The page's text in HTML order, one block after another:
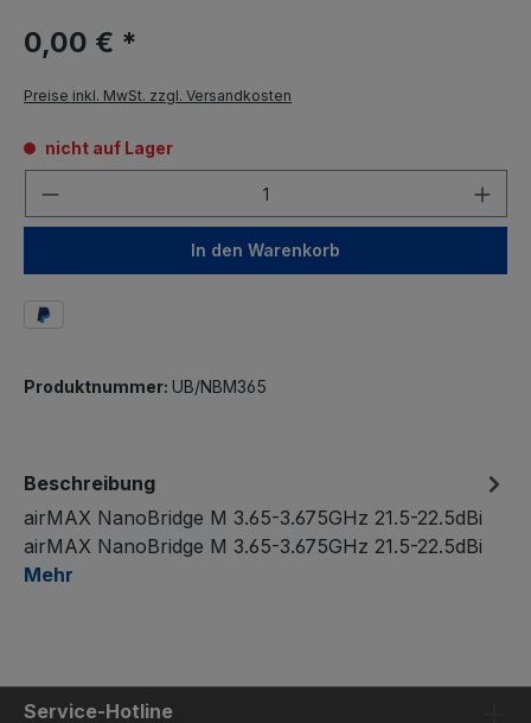
0,00 € *
Preise inkl. MwSt. zzgl. Versandkosten
nicht auf Lager
In den Warenkorb
Produktnummer: UB/NBM365
Beschreibung
airMAX NanoBridge M 3.65-3.675GHz 21.5-22.5dBi
airMAX NanoBridge M 3.65-3.675GHz 21.5-22.5dBi
Mehr
Service-Hotline